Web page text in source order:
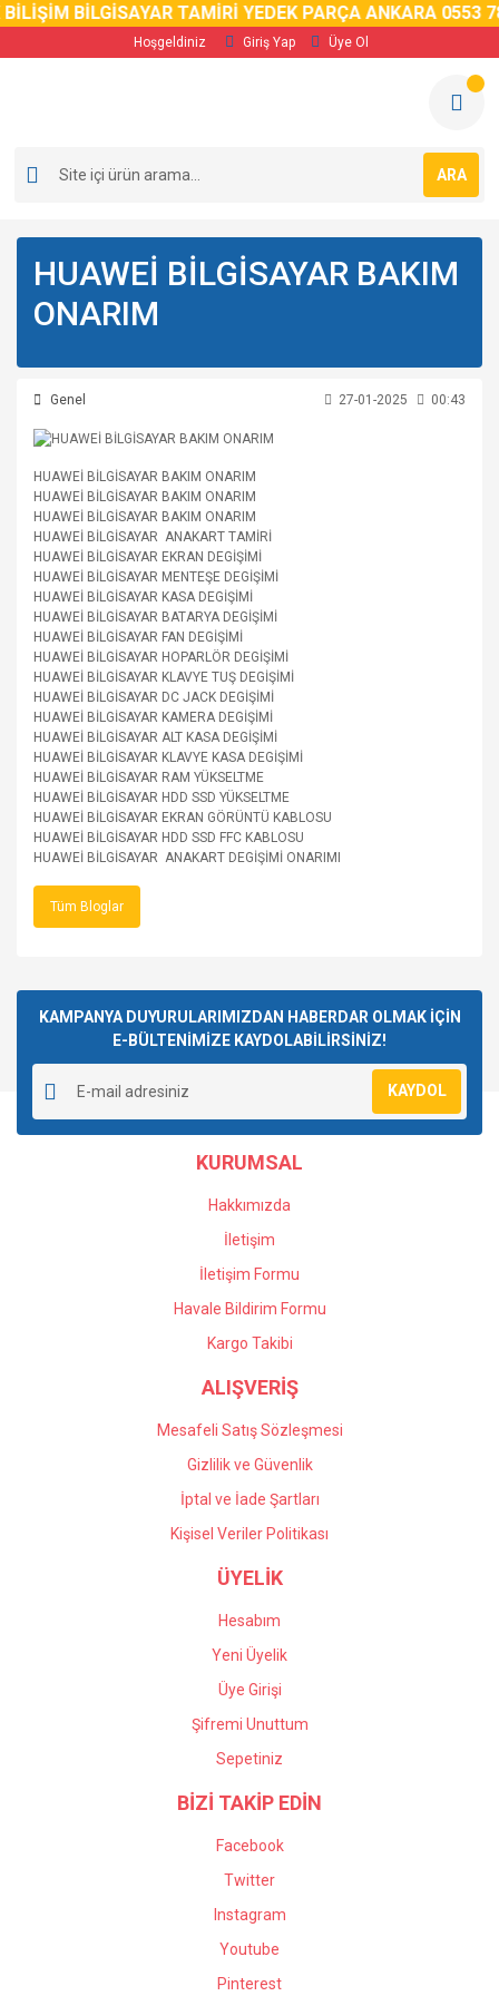
BİLGİSAYAR TAMİRİ YEDEK PARÇA ANKARA 0553
Hoşgeldiniz Giriş Yap Üye Ol
ARA
HUAWEİ BİLGİSAYAR BAKIM
ONARIM
Genel 27-01-2025 00:43
HUAWEİ BİLGİSAYAR BAKIM ONARIM
HUAWEİ BİLGİSAYAR BAKIM ONARIM
HUAWEİ BİLGİSAYAR BAKIM ONARIM
HUAWEİ BİLGİSAYAR ANAKART TAMİRİ
HUAWEİ BİLGİSAYAR EKRAN DEGİŞİMİ
HUAWEİ BİLGİSAYAR MENTEŞE DEGİŞİMİ
HUAWEİ BİLGİSAYAR KASA DEGİŞİMİ
HUAWEİ BİLGİSAYAR BATARYA DEGİŞİMİ
HUAWEİ BİLGİSAYAR FAN DEGİŞİMİ
HUAWEİ BİLGİSAYAR HOPARLÖR DEGİŞİMİ
HUAWEİ BİLGİSAYAR KLAVYE TUŞ DEGİŞİMİ
HUAWEİ BİLGİSAYAR DC JACK DEGİŞİMİ
HUAWEİ BİLGİSAYAR KAMERA DEGİŞİMİ
HUAWEİ BİLGİSAYAR ALT KASA DEGİŞİMİ
HUAWEİ BİLGİSAYAR KLAVYE KASA DEGİŞİMİ
HUAWEİ BİLGİSAYAR RAM YÜKSELTME
HUAWEİ BİLGİSAYAR HDD SSD YÜKSELTME
HUAWEİ BİLGİSAYAR EKRAN GÖRÜNTÜ KABLOSU
HUAWEİ BİLGİSAYAR HDD SSD FFC KABLOSU
HUAWEİ BİLGİSAYAR ANAKART DEGİŞİMİ ONARIMI
Tüm Bloglar
KAMPANYA DUYURULARIMIZDAN HABERDAR OLMAK İÇİN
E-BÜLTENİMİZE KAYDOLABİLİRSİNİZ!
KAYDOL
KURUMSAL
Hakkımızda
İletişim
İletişim Formu
Havale Bildirim Formu
Kargo Takibi
ALIŞVERİŞ
Mesafeli Satış Sözleşmesi
Gizlilik ve Güvenlik
İptal ve İade Şartları
Kişisel Veriler Politikası
ÜYELİK
Hesabım
Yeni Üyelik
Üye Girişi
Şifremi Unuttum
Sepetiniz
BİZİ TAKİP EDİN
Facebook
Twitter
Instagram
Youtube
Pinterest